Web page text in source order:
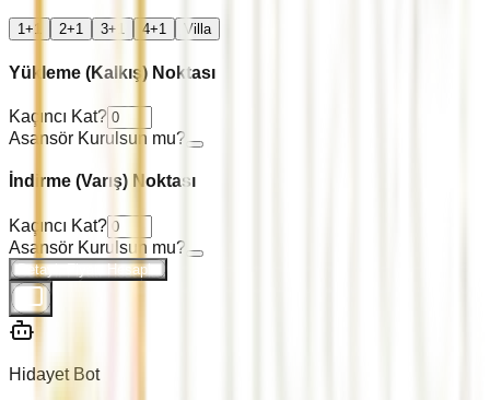
1+1 2+1 3+1 4+1 Villa
Yükleme (Kalkış) Noktası
Kaçıncı Kat?
Asansör Kurulsun mu?
İndirme (Varış) Noktası
Kaçıncı Kat?
Asansör Kurulsun mu?
Detaylı Fiyatı Hesapla
Hidayet Bot